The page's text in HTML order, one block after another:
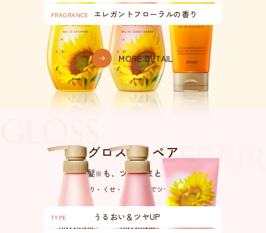
FRAGRANCE エレガント フローラルの香り
MORE DETAIL
&REPAIR
グロス＆リペア
疲れ髪※ も、 ツヤをまとって輝く
※うねり・くせ・パサつきでツヤがない髪
TYPE うるおい＆ツヤUP